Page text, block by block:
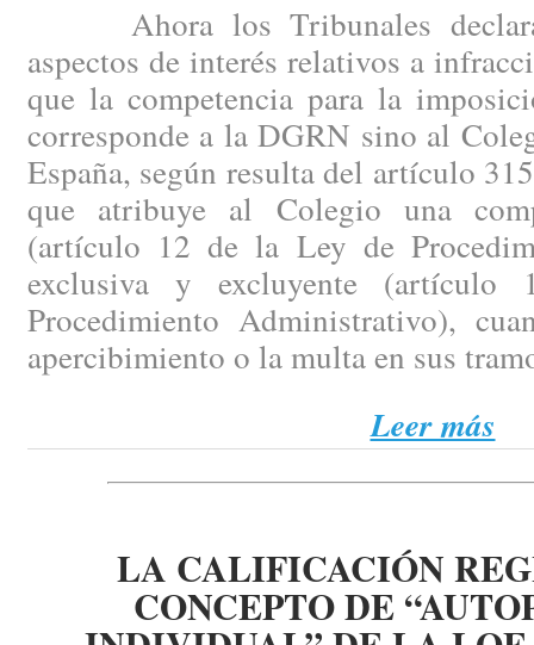
Ahora los Tribunales
aspectos de interés relativos a
que la competencia para la
corresponde a la DGRN sino al
España, según resulta del artículo
que atribuye al Colegio una
(artículo 12 de la Ley de
exclusiva y excluyente
Procedimiento Administrativo),
apercibimiento o la multa en sus
Leer más
LA CALIFICACIÓN
CONCEPTO DE